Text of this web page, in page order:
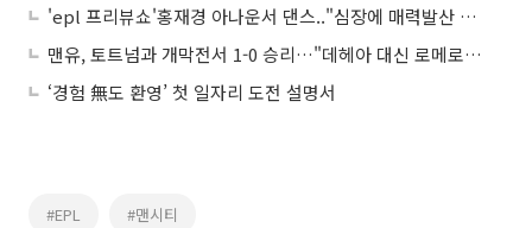
'epl 프리뷰쇼'홍재경 아나운서 댄스.."심장에 매력발산 하다니"
맨유, 토트넘과 개막전서 1-0 승리…"데헤아 대신 로메로? 아직 불안"
‘경험 無도 환영’ 첫 일자리 도전 설명서
#EPL #맨시티